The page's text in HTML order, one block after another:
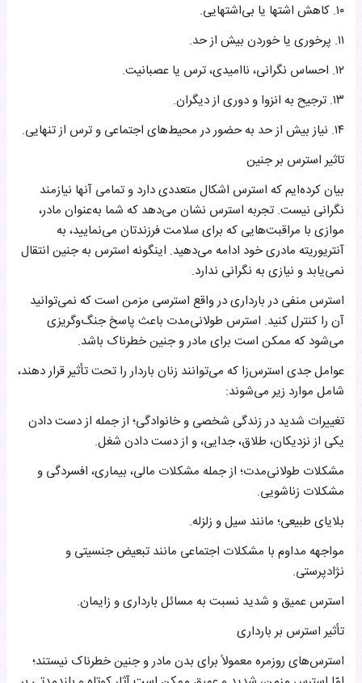
۱۰. کاهش اشتها یا بی‌اشتهایی.
۱۱. پرخوری یا خوردن بیش از حد.
۱۲. احساس نگرانی، ناامیدی، ترس یا عصبانیت.
۱۳. ترجیح به انزوا و دوری از دیگران.
۱۴. نیاز بیش از حد به حضور در محیط‌های اجتماعی و ترس از تنهایی.
تاثیر استرس بر جنین
بیان کرده‌ایم که استرس اشکال متعددی دارد و تمامی آنها نیازمند
نگرانی نیست. تجربه استرس نشان می‌دهد که شما به‌عنوان مادر،
موازی با مراقبت‌هایی که برای سلامت فرزندتان می‌نمایید، به
آنتریوریته مادری خود ادامه می‌دهید. اینگونه استرس به جنین انتقال
نمی‌یابد و نیازی به نگرانی ندارد.
استرس منفی در بارداری در واقع استرسی مزمن است که نمی‌توانید
آن را کنترل کنید. استرس طولانی‌مدت باعث پاسخ جنگ‌وگریزی
می‌شود که ممکن است برای مادر و جنین خطرناک باشد.
عوامل جدی استرس‌زا که می‌توانند زنان باردار را تحت تأثیر قرار دهند،
شامل موارد زیر می‌شوند:
تغییرات شدید در زندگی شخصی و خانوادگی؛ از جمله از دست دادن
یکی از نزدیکان، طلاق، جدایی، و از دست دادن شغل.
مشکلات طولانی‌مدت؛ از جمله مشکلات مالی، بیماری، افسردگی و
مشکلات زناشویی.
بلایای طبیعی؛ مانند سیل و زلزله.
مواجهه مداوم با مشکلات اجتماعی مانند تبعیض جنسیتی و
نژادپرستی.
استرس عمیق و شدید نسبت به مسائل بارداری و زایمان.
تأثیر استرس بر بارداری
استرس‌های روزمره معمولاً برای بدن مادر و جنین خطرناک نیستند؛